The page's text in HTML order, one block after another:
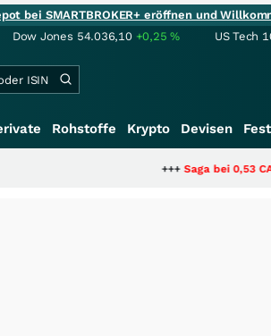
bei SMARTBROKER+ eröffnen und
Dow Jones 54.036,10 +0,25% US Tech
Rohstoffe Krypto Devisen
Saga bei 0,53 CAD: